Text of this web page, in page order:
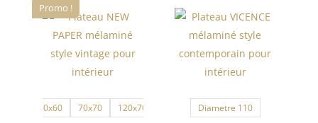
variations.
Les
options
peuvent
choisies
plusieurs
variations.
Les
options
être
Promo !
60x60 70x70 120x70 Diametre 110